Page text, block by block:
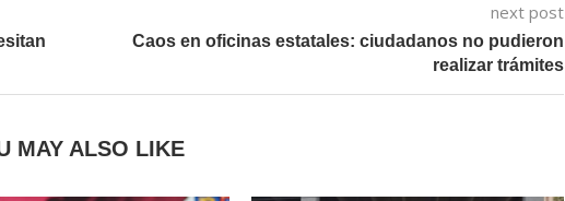
next post
Caos en oficinas estatales: ciudadanos no pudieron
realizar trámites
MAY ALSO LIKE